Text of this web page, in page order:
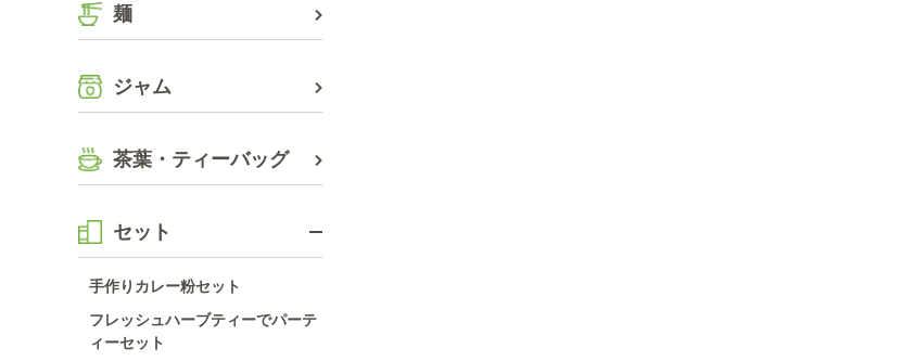
麺
ジャム
茶葉・ティーバッグ
セット
手作りカレー粉セット
フレッシュハーブティーでパーテ
ィーセット